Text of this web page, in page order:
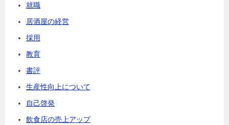
就職
居酒屋の経営
採用
教育
書評
生産性向上について
自己啓発
飲食店の売上アップ